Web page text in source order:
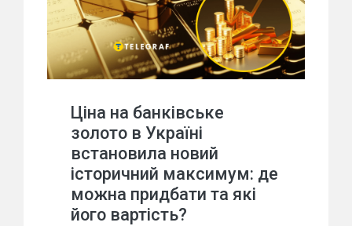
Ціна на банківське
золото в Україні
встановила новий
історичний максимум: де
можна придбати та які
його вартість?